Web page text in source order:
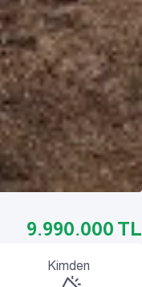
9.990.000 TL
Kimden